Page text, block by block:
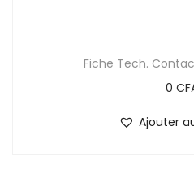
Fiche Tech.
0
Ajouter